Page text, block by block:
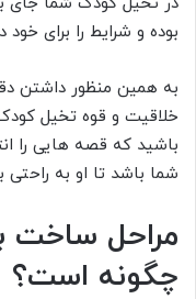
بوده و شرایط را برای
به همین منظور داشتن
خلاقیت و قوه تخیل
باشید که قصه هایی را
شما باشد تا او به راحتی
مراحل ساخت
چگونه است؟